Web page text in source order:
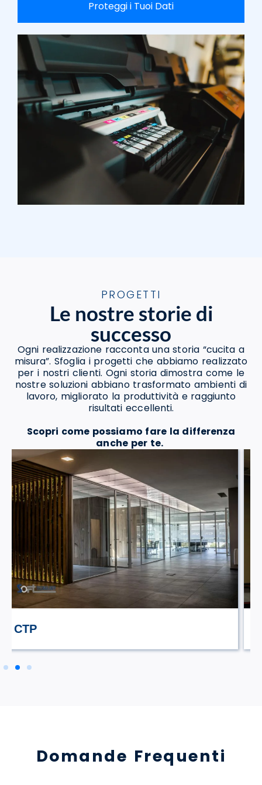
Proteggi i Tuoi Dati
PROGETTI
Le nostre storie di
successo
Ogni realizzazione racconta una storia “cucita a
misura”. Sfoglia i progetti che abbiamo realizzato
per i nostri clienti. Ogni storia dimostra come le
nostre soluzioni abbiano trasformato ambienti di
lavoro, migliorato la produttività e raggiunto
risultati eccellenti.
Scopri come possiamo fare la differenza
anche per te.
STILE TV
Domande Frequenti